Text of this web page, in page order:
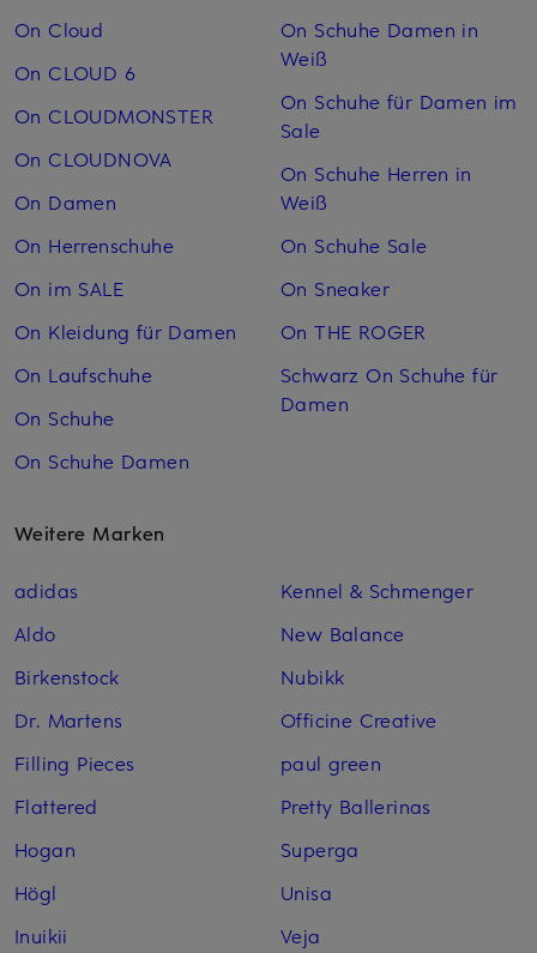
On Cloud
On CLOUD 6
On CLOUDMONSTER
On CLOUDNOVA
On Damen
On Herrenschuhe
On im SALE
On Kleidung für Damen
On Laufschuhe
On Schuhe
On Schuhe Damen
On Schuhe Damen in
Weiß
On Schuhe für Damen im
Sale
On Schuhe Herren in
Weiß
On Schuhe Sale
On Sneaker
On THE ROGER
Schwarz On Schuhe für
Damen
Weitere Marken
adidas
Aldo
Birkenstock
Dr. Martens
Filling Pieces
Flattered
Hogan
Högl
Inuikii
Kennel & Schmenger
New Balance
Nubikk
Officine Creative
paul green
Pretty Ballerinas
Superga
Unisa
Veja